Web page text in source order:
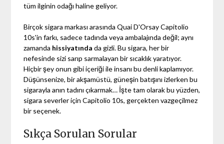
tüm ilginin odağı haline geliyor.
Birçok sigara markası arasında Quai D'Orsay Capitolio
10s'in farkı, sadece tadında veya ambalajında değil; aynı
zamanda hissiyatında da gizli. Bu sigara, her bir
nefesinde sizi sarıp sarmalayan bir sıcaklık yaratıyor.
Hiçbir şey onun gibi içeriği ile insanı bu denli kaplamıyor.
Düşünsenize, bir akşamüstü, güneşin batışını izlerken bu
sigarayla anın tadını çıkarmak… İşte tam olarak bu yüzden,
sigara severler için Capitolio 10s, gerçekten vazgeçilmez
bir seçenek.
Sıkça Sorulan Sorular